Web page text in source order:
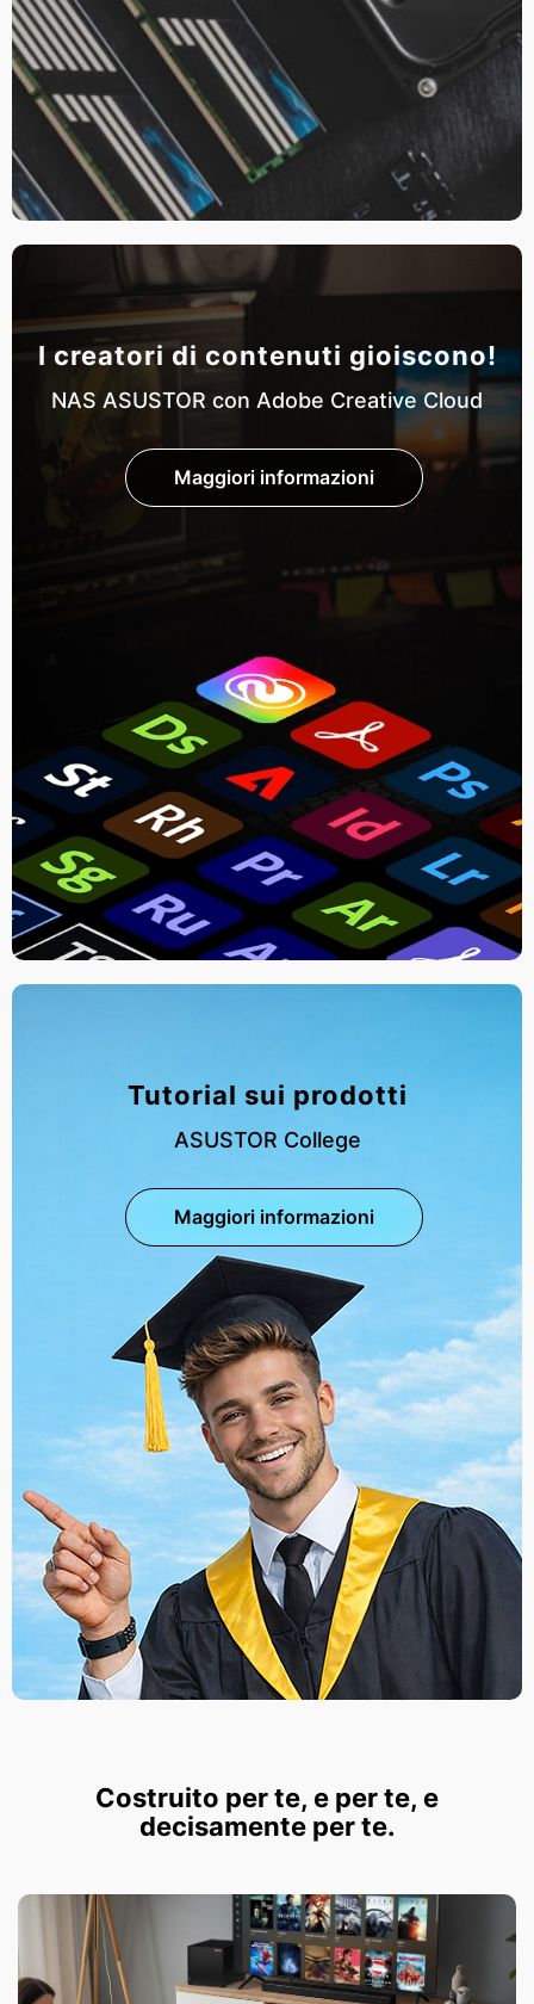
I creatori di contenuti gioiscono!
NAS ASUSTOR con Adobe Creative Cloud
Maggiori informazioni
Tutorial sui prodotti
ASUSTOR College
Maggiori informazioni
Costruito per te, e per te, e
decisamente per te.